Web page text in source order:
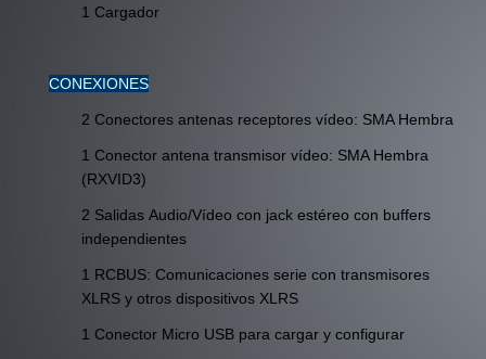
1 Cargador
CONEXIONES
2 Conectores antenas receptores vídeo: SMA Hembra
1 Conector antena transmisor vídeo: SMA Hembra
(RXVID3)
2 Salidas Audio/Vídeo con jack estéreo con buffers
independientes
1 RCBUS: Comunicaciones serie con transmisores
XLRS y otros dispositivos XLRS
1 Conector Micro USB para cargar y configurar